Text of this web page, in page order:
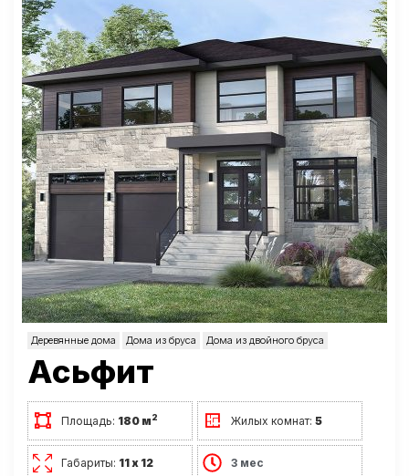
Деревянные дома Дома из бруса Дома из двойного бруса
Асьфит
Площадь: 180 м2 Жилых комнат:5
Габариты: 11 х 12 3 мес